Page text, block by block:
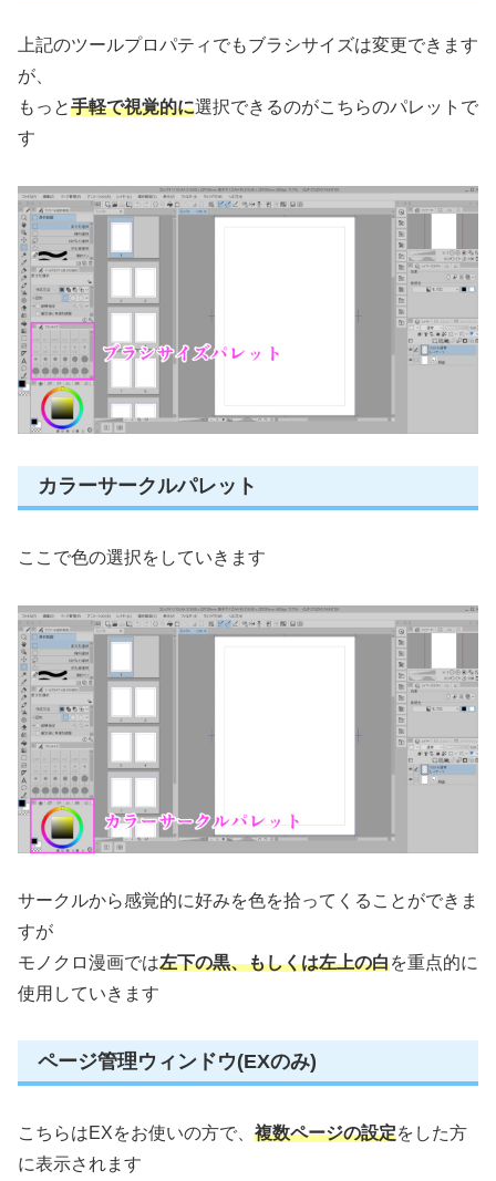
上記のツールプロパティでもブラシサイズは変更できます
が、
もっと手軽で視覚的に選択できるのがこちらのパレットで
す
カラーサークルパレット
ここで色の選択をしていきます
サークルから感覚的に好みを色を拾ってくることができま
すが
モノクロ漫画では左下の黒、もしくは左上の白を重点的に
使用していきます
ページ管理ウィンドウ(EXのみ)
こちらはEXをお使いの方で、 複数ページの設定をした方
に表示されます